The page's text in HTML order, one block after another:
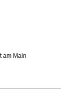
am Main